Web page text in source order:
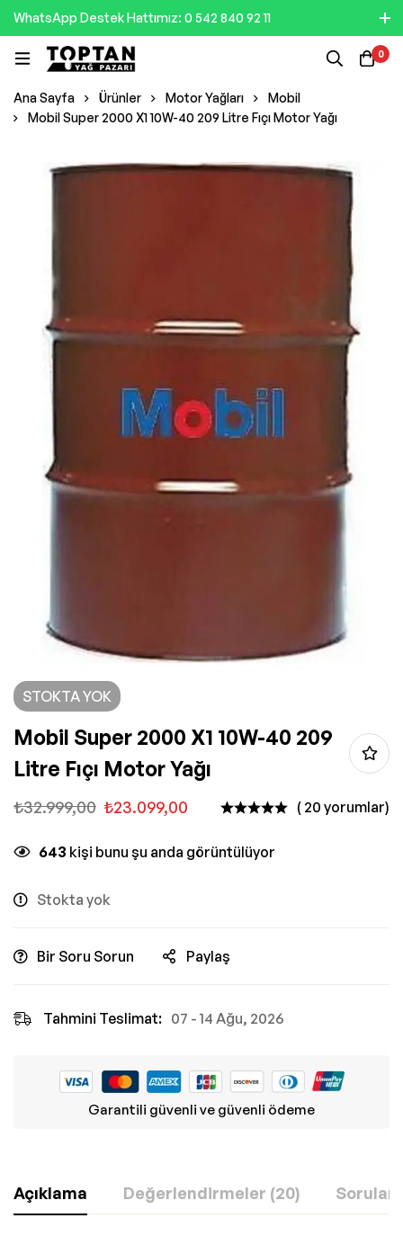
WhatsApp Destek Hattımız: 0 542 840 92 11
0
Ana Sayfa Ürünler Motor Yağları
Mobil
Mobil Super 2000 X1 10W-40 209 Litre Fıçı Motor Yağı
STOKTA YOK
Mobil Super 2000 X1 10W-40 209
Litre Fıçı Motor Yağı
₺32.999,00 ₺23.099,00 ( 20 yorumlar)
643 kişi bunu şu anda görüntülüyor
Stokta yok
Bir Soru Sorun Paylaş
Tahmini Teslimat: 07 - 14 Ağu, 2026
Garantili güvenli ve güvenli ödeme
Açıklama Değerlendirmeler (20) Sorular